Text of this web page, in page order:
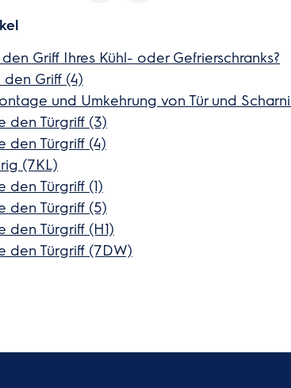
Griff Ihres Kühl- oder Gefrierschranks?
den Griff (4)
und Umkehrung von Tür und
den Türgriff (3)
den Türgriff (4)
(7KL)
den Türgriff (1)
den Türgriff (5)
den Türgriff (H1)
den Türgriff (7DW)